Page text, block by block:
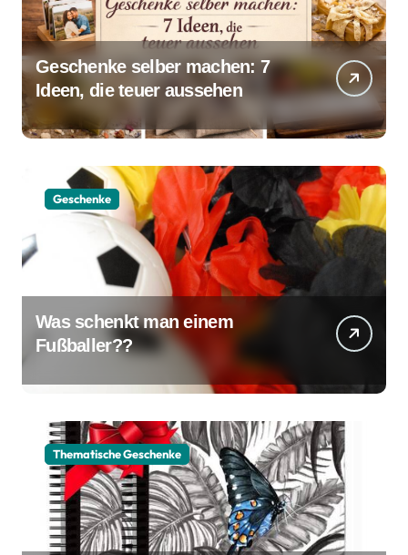
Geschenke selber machen: 7
Ideen, die teuer aussehen
Geschenke
Was schenkt man einem
Fußballer??
Thematische Geschenke